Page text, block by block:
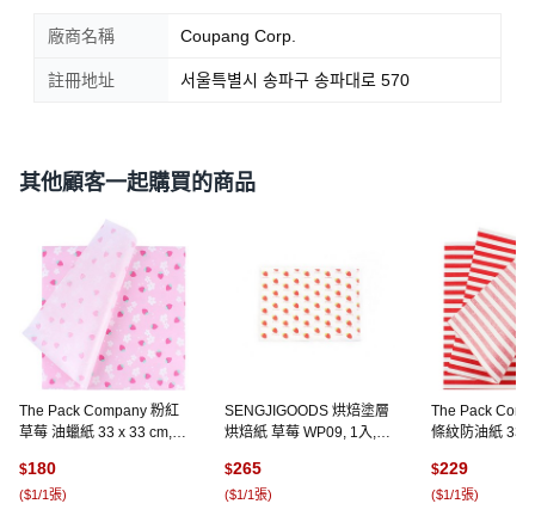
廠商名稱 Coupang Corp.
註冊地址 서울특별시 송파구 송파대로 570
其他顧客一起購買的商品
The Pack Company 粉紅
草莓 油蠟紙 33 x 33 cm, 1
$180
($1/1張)
SENGJIGOODS 烘焙塗層
烘焙紙 草莓 WP09, 1入,
$265
($1/1張)
The Pack
條紋防油紙 33
$229
($1/1張)